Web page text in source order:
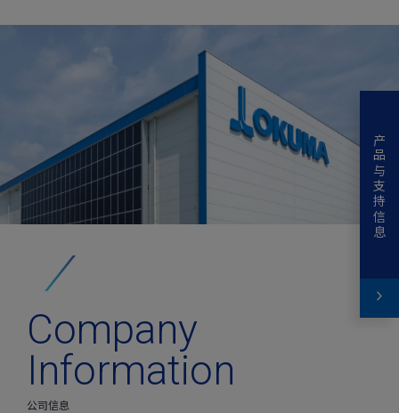
Company
Information
公司信息
产品与支持信息